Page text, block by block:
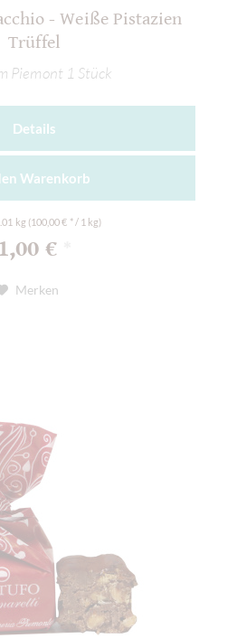
- Weiße Pistazien
Trüffel
Piemont 1 Stück
Details
Warenkorb
kg (100,00 € * / 1 kg)
1,00 €
Merken